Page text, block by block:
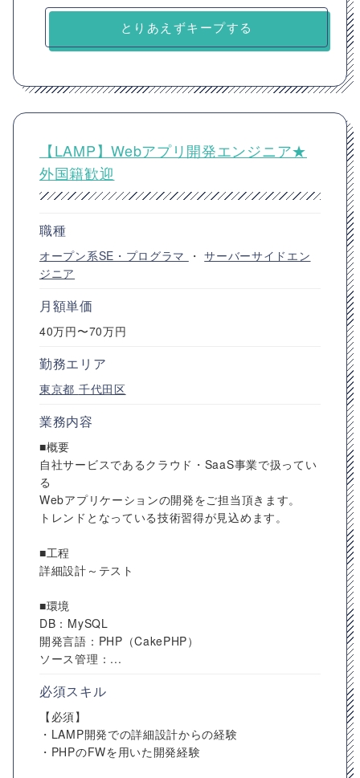
とりあえずキープする
【LAMP】Webアプリ開発エンジニア★
外国籍歓迎
職種
オープン系SE・プログラマ ・サーバーサイドエン
ジニア
月額単価
40万円〜70万円
勤務エリア
東京都 千代田区
業務内容
■概要
自社サービスであるクラウド・SaaS事業で扱ってい
る
Webアプリケーションの開発をご担当頂きます。
トレンドとなっている技術習得が見込めます。
■工程
詳細設計～テスト
■環境
DB：MySQL
開発言語：PHP（CakePHP）
ソース管理：...
必須スキル
【必須】
・LAMP開発での詳細設計からの経験
・PHPのFWを用いた開発経験